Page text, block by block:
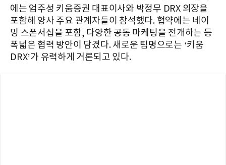
에는 엄주성 키움증권 대표이사와 박정무 DRX 의장을
포함해 양사 주요 관계자들이 참석했다. 협약에는 네이
밍 스폰서십을 포함, 다양한 공동 마케팅을 전개하는 등
폭넓은 협력 방안이 담겼다. 새로운 팀명으로는 ‘키움
DRX’가 유력하게 거론되고 있다.